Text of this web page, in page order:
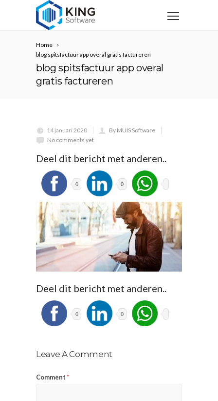
Home
blog spitsfactuur app overal gratis factureren
blog spitsfactuur app overal
gratis factureren
14 januari 2020
By MUIS Software
No comments yet
Deel dit bericht met anderen..
0 0
Deel dit bericht met anderen..
0 0
Leave A Comment
Comment*